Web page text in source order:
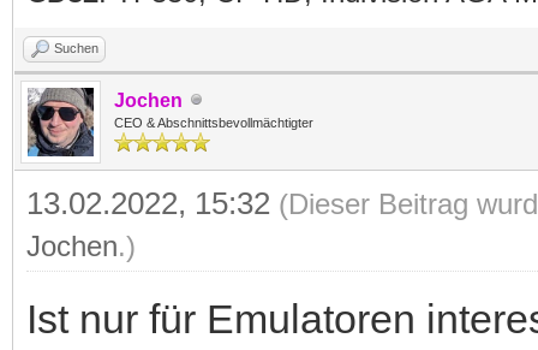
Suchen
Jochen
CEO & Abschnittsbevollmächtigter
13.02.2022, 15:32 (Dieser Beitrag
Jochen.)
Ist nur für Emulatoren